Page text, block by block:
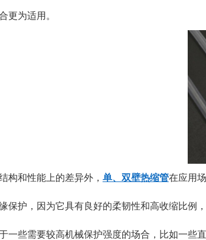
更为适用。
构和性能上的差异外， 单、双壁热缩管在应用
保护，因为它具有良好的柔韧性和高收缩比例
一些需要较高机械保护强度的场合，比如一些